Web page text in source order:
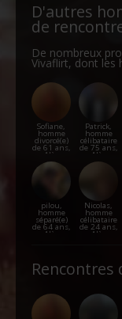
D'autres
de
De nombreux
Vivaflirt, dont les
Sofiane,
homme
divorcé(e)
de 61 ans,
Alès
Patrick,
homme
célibataire
de 75 ans,
Alès
pilou,
homme
séparé(e)
de 64 ans,
Alès
Nicolas,
homme
célibataire
de 24 ans,
Alès
Rencontres